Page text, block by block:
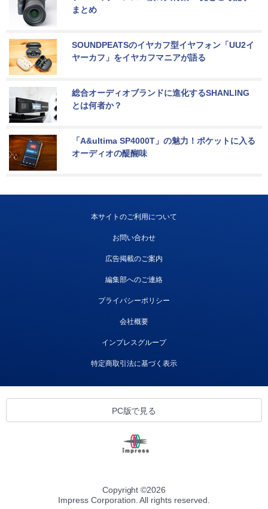
まとめ
SOUNDPEATSのイヤカフ型イヤフォン「UU2イ
ヤーカフ」をイヤカフマニアが語る
総合オーディオブランドに進化するSHANLING
とは何者か？
「A&ultima SP4000T」の魅力！ポケットに入る
オーディオの醍醐味
本サイトのご利用について
お問い合わせ
広告掲載のご案内
編集部へのご連絡
プライバシーポリシー
会社概要
インプレスグループ
特定商取引法に基づく表示
PC版で見る
Copyright ©2026
Impress Corporation. All rights reserved.